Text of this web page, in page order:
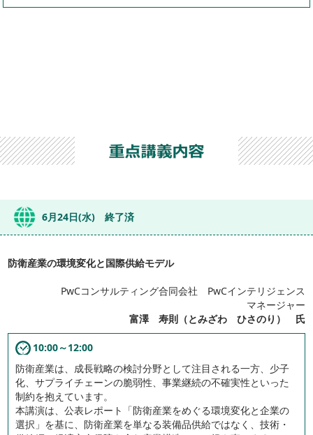
6月24日(水) 終了済
防衛産業の環境変化と国際供給モデル
PwCコンサルティング合同会社 PwCインテリジェンス
マネージャー
富澤 寿則（とみざわ ひさのり） 氏
10:00～12:00
防衛産業は、成長戦略の検討分野として注目される一方、少子
化、サプライチェーンの脆弱性、事業継続の不確実性といった
制約を抱えています。
本講演は、公表レポート「防衛産業をめぐる環境変化と企業の
選択」を基に、防衛産業を単なる装備品供給ではなく、技術・